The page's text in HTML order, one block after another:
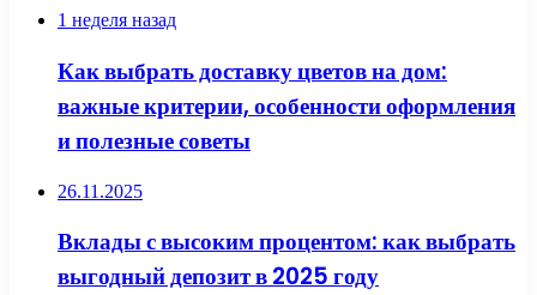
1 неделя назад
Как выбрать доставку цветов на дом:
важные критерии, особенности оформления
и полезные советы
26.11.2025
Вклады с высоким процентом: как выбрать
выгодный депозит в 2025 году